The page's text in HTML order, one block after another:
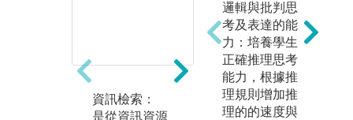
資訊檢索：
是從資訊資源
知識組織：
將無序或分散
邏輯與批判思
考及表達的能
力：培養學生
正確推理思考
能力，根據推
理規則增加推
理的的速度與